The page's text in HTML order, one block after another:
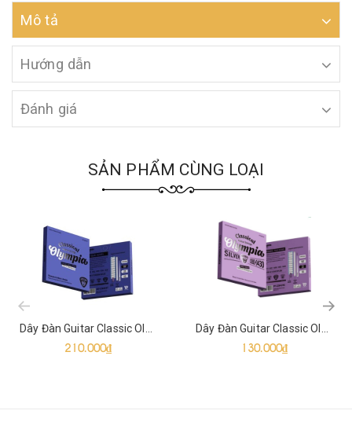
Mô tả
Hướng dẫn
Đánh giá
SẢN PHẨM CÙNG LOẠI
Dây Đàn Guitar Classic Olympia ART-C2843/NT
210.000₫
Dây Đàn Guitar Classic Olympia PP-C2843/NC
130.000₫